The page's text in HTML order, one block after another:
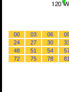
00 03 06
24
27 30
48
51 54
72
75 78 81